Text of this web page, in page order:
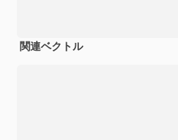
関連ベクトル